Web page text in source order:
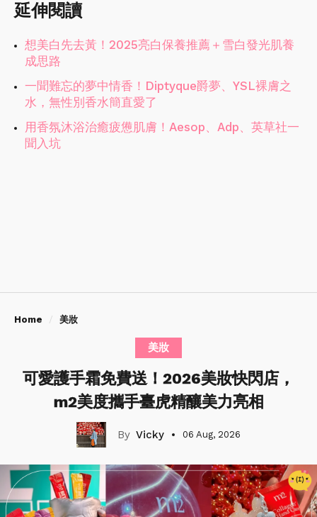
延伸閱讀
想美白先去黃！2025亮白保養推薦＋雪白發光肌養
成思路
一聞難忘的夢中情香！Diptyque爵夢、YSL裸膚之
水，無性別香水簡直愛了
用香氛沐浴治癒疲憊肌膚！Aesop、Adp、英草社一
聞入坑
Home 美妝
美妝
可愛護手霜免費送！2026美妝快閃店，
m2美度攜手臺虎精釀美力亮相
Vicky 06 Aug, 2026